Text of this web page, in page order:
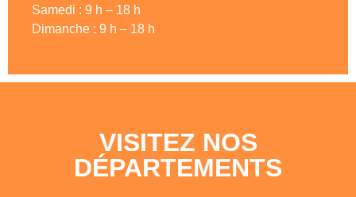
Samedi : 9 h – 18 h
Dimanche : 9 h – 18 h
VISITEZ NOS
DÉPARTEMENTS